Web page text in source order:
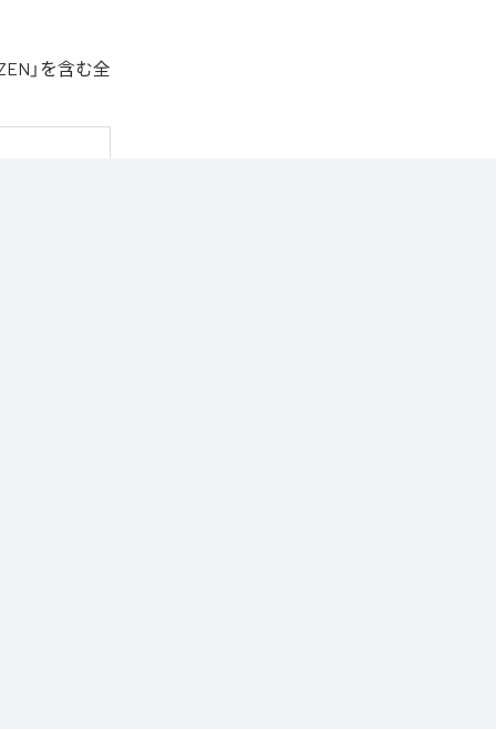
」を含む全